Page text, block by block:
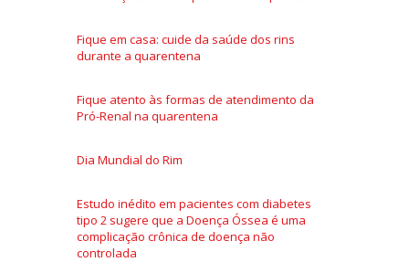
Fique em casa: cuide da saúde dos rins
durante a quarentena
Fique atento às formas de atendimento da
Pró-Renal na quarentena
Dia Mundial do Rim
Estudo inédito em pacientes com diabetes
tipo 2 sugere que a Doença Óssea é uma
complicação crônica de doença não
controlada